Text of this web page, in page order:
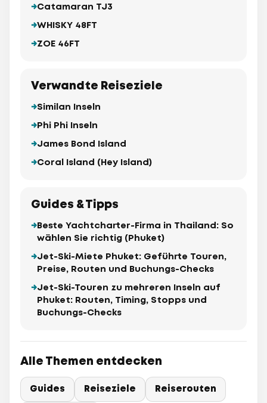
Catamaran TJ3
WHISKY 48FT
ZOE 46FT
Verwandte Reiseziele
Similan Inseln
Phi Phi Inseln
James Bond Island
Coral Island (Hey Island)
Guides & Tipps
Beste Yachtcharter-Firma in Thailand: So
wählen Sie richtig (Phuket)
Jet-Ski-Miete Phuket: Geführte Touren,
Preise, Routen und Buchungs-Checks
Jet-Ski-Touren zu mehreren Inseln auf
Phuket: Routen, Timing, Stopps und
Buchungs-Checks
Alle Themen entdecken
Guides Reiseziele Reiserouten